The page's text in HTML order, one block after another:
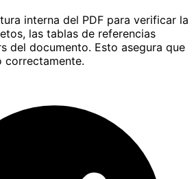
interna del PDF para verificar la
las tablas de referencias
del documento. Esto asegura que
correctamente.